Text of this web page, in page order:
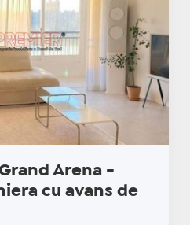
Arena -
cu avans de